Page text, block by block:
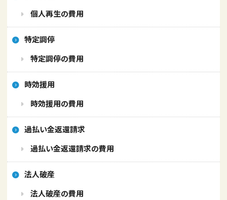
個人再生の費用
特定調停
特定調停の費用
時効援用
時効援用の費用
過払い金返還請求
過払い金返還請求の費用
法人破産
法人破産の費用